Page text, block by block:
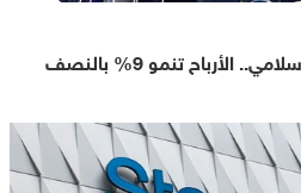
نمو قوي لمصرف أبوظبي الإسلامي.. الأرباح تنمو 9% بالنصف